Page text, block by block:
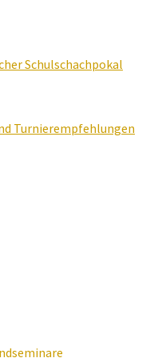
Schulschachpokal
Turnierempfehlungen